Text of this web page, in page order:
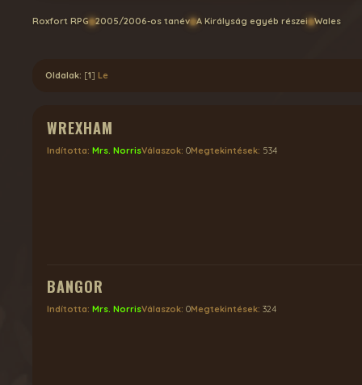
Roxfort RPG 2005/2006-os tanév A Királyság egyéb részei Wales
Oldalak: [1] Le
WREXHAM
Indította: Mrs. NorrisVálaszok: 0Megtekintések: 534
BANGOR
Indította: Mrs. NorrisVálaszok: 0Megtekintések: 324